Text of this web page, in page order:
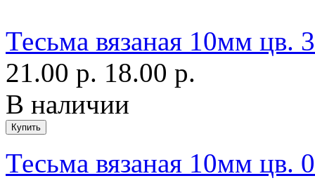
Тесьма вязаная 10мм цв.
21.00 р. 18.00 р.
В наличии
Тесьма вязаная 10мм цв.